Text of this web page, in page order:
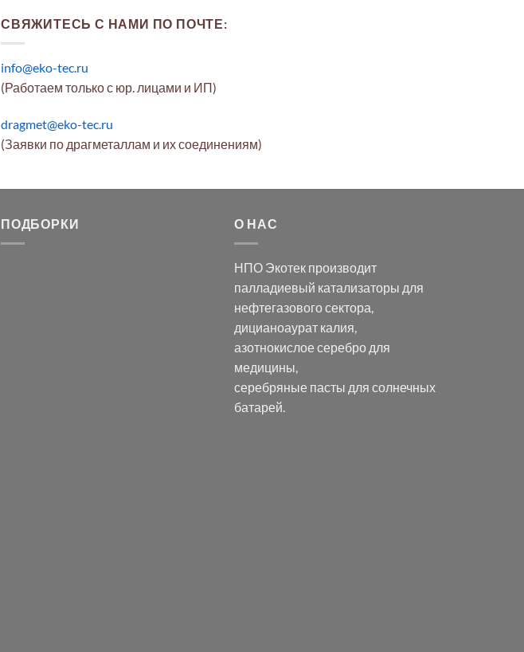
СВЯЖИТЕСЬ С НАМИ ПО ПОЧТЕ:
info@eko-tec.ru
(Работаем только с юр. лицами и ИП)
dragmet@eko-tec.ru
(Заявки по драгметаллам и их соединениям)
ПОДБОРКИ О НАС
НПО Экотек производит
палладиевый катализаторы для
нефтегазового сектора,
дицианоаурат калия,
азотнокислое серебродля
медицины,
серебряные пасты для солнечных
батарей.